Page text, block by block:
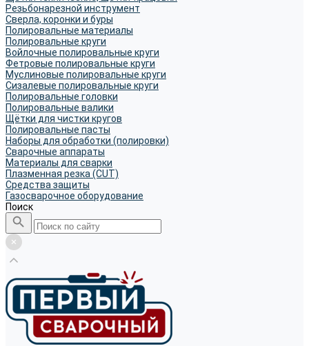
Резьбонарезной инструмент
Сверла, коронки и буры
Полировальные материалы
Полировальные круги
Войлочные полировальные круги
Фетровые полировальные круги
Муслиновые полировальные круги
Cизалевые полировальные круги
Полировальные головки
Полировальные валики
Щётки для чистки кругов
Полировальные пасты
Наборы для обработки (полировки)
Сварочные аппараты
Материалы для сварки
Плазменная резка (CUT)
Средства защиты
Газосварочное оборудование
Поиск